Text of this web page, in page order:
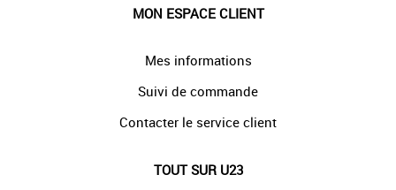
MON ESPACE CLIENT
Mes informations
Suivi de commande
Contacter le service client
TOUT SUR U23